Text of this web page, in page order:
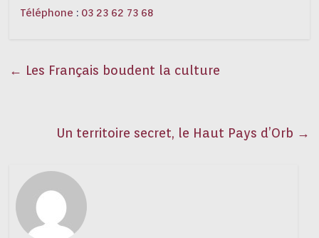
Téléphone : 03 23 62 73 68
← Les Français boudent la culture
Un territoire secret, le Haut Pays d’Orb →